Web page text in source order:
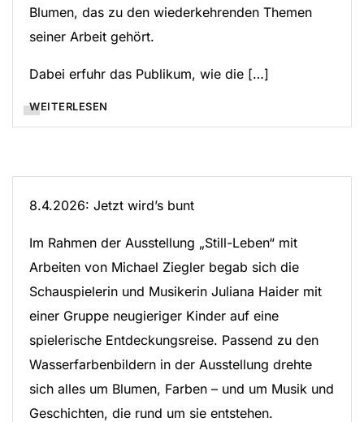
Blumen, das zu den wiederkehrenden Themen
seiner Arbeit gehört.
Dabei erfuhr das Publikum, wie die […]
WEITERLESEN
8.4.2026: Jetzt wird’s bunt
Im Rahmen der Ausstellung „Still-Leben“ mit
Arbeiten von Michael Ziegler begab sich die
Schauspielerin und Musikerin Juliana Haider mit
einer Gruppe neugieriger Kinder auf eine
spielerische Entdeckungsreise. Passend zu den
Wasserfarbenbildern in der Ausstellung drehte
sich alles um Blumen, Farben – und um Musik und
Geschichten, die rund um sie entstehen.